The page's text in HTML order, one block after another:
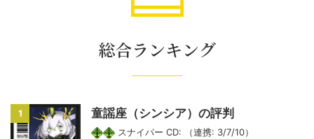
総合ランキング
1 童謡座（シンシア）の評判
スナイパー CD: （連携: 3/7/10）